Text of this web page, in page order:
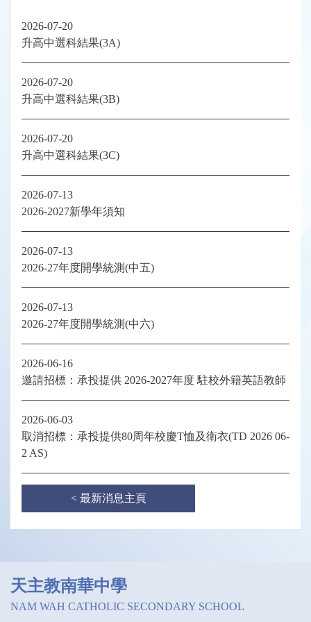
2026-07-20
升高中選科結果(3A)
2026-07-20
升高中選科結果(3B)
2026-07-20
升高中選科結果(3C)
2026-07-13
2026-2027新學年須知
2026-07-13
2026-27年度開學統測(中五)
2026-07-13
2026-27年度開學統測(中六)
2026-06-16
邀請招標：承投提供 2026-2027年度 駐校外籍英語教師
2026-06-03
取消招標：承投提供80周年校慶T恤及衛衣(TD 2026 06-
2 AS)
< 最新消息主頁
天主教南華中學
NAM WAH CATHOLIC SECONDARY SCHOOL